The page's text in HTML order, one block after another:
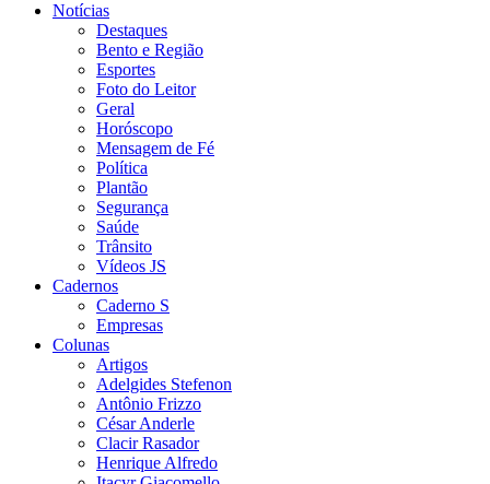
Notícias
Destaques
Bento e Região
Esportes
Foto do Leitor
Geral
Horóscopo
Mensagem de Fé
Política
Plantão
Segurança
Saúde
Trânsito
Vídeos JS
Cadernos
Caderno S
Empresas
Colunas
Artigos
Adelgides Stefenon
Antônio Frizzo
César Anderle
Clacir Rasador
Henrique Alfredo